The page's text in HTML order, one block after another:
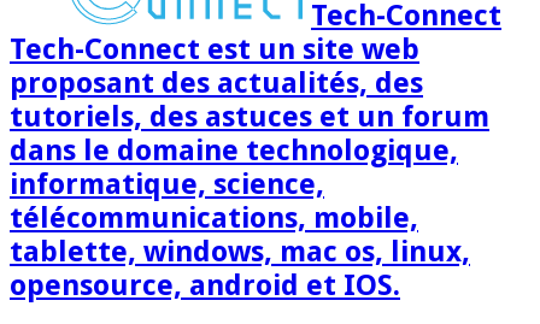
Tech-Connect
Tech-Connect est un site web
proposant des actualités, des
tutoriels, des astuces et un forum
dans le domaine technologique,
informatique, science,
télécommunications, mobile,
tablette, windows, mac os, linux,
opensource, android et IOS.